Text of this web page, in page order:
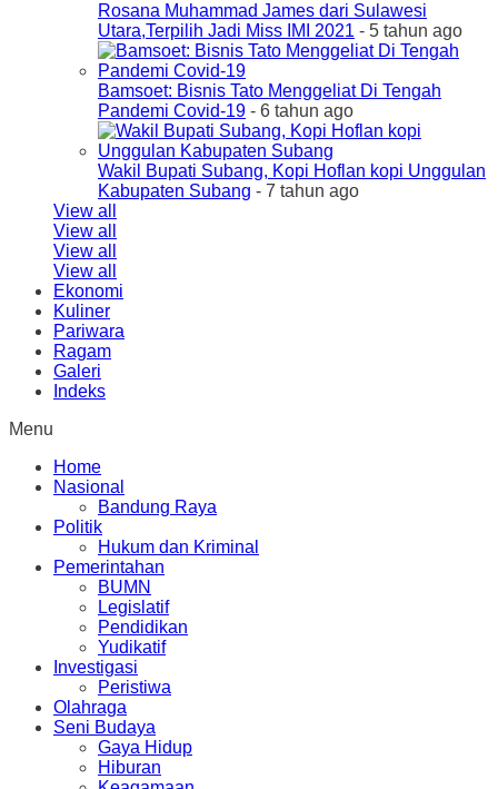
Rosana Muhammad James dari Sulawesi
Utara,Terpilih Jadi Miss IMI 2021 - 5 tahun ago
Bamsoet: Bisnis Tato Menggeliat Di Tengah
Pandemi Covid-19 - 6 tahun ago
Wakil Bupati Subang, Kopi Hoflan kopi Unggulan
Kabupaten Subang - 7 tahun ago
View all
View all
View all
View all
Ekonomi
Kuliner
Pariwara
Ragam
Galeri
Indeks
Menu
Home
Nasional
Bandung Raya
Politik
Hukum dan Kriminal
Pemerintahan
BUMN
Legislatif
Pendidikan
Yudikatif
Investigasi
Peristiwa
Olahraga
Seni Budaya
Gaya Hidup
Hiburan